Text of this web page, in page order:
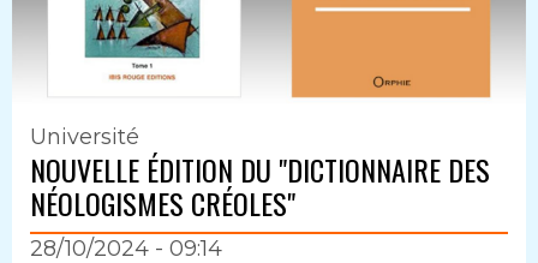
Université
NOUVELLE ÉDITION DU "DICTIONNAIRE DES
NÉOLOGISMES CRÉOLES"
28/10/2024 - 09:14